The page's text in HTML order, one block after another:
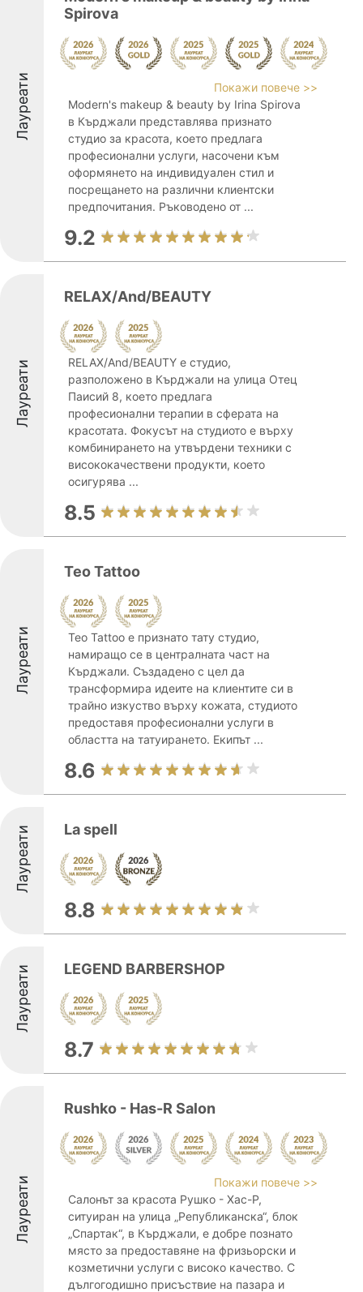
Лауреати
Spirova
Покажи повече >>
Modern's makeup & beauty by Irina Spirova
в Кърджали представлява признато
студио за красота, което предлага
професионални услуги, насочени към
оформянето на индивидуален стил и
посрещането на различни клиентски
предпочитания. Ръководено от ...
9.2
Лауреати
RELAX/And/BEAUTY
RELAX/And/BEAUTY е студио,
разположено в Кърджали на улица Отец
Паисий 8, което предлага
професионални терапии в сферата на
красотата. Фокусът на студиото е върху
комбинирането на утвърдени техники с
висококачествени продукти, което
осигурява ...
8.5
Лауреати
Teo Tattoo
Teo Tattoo е признато тату студио,
намиращо се в централната част на
Кърджали. Създадено с цел да
трансформира идеите на клиентите си в
трайно изкуство върху кожата, студиото
предоставя професионални услуги в
областта на татуирането. Екипът ...
8.6
Лауреати La spell
8.8
Лауреати LEGEND BARBERSHOP
8.7
Лауреати
Rushko - Has-R Salon
Покажи повече >>
Салонът за красота Рушко - Хас-Р,
ситуиран на улица „Републиканска“, блок
„Спартак“, в Кърджали, е добре познато
място за предоставяне на фризьорски и
козметични услуги с високо качество. С
дългогодишно присъствие на пазара и